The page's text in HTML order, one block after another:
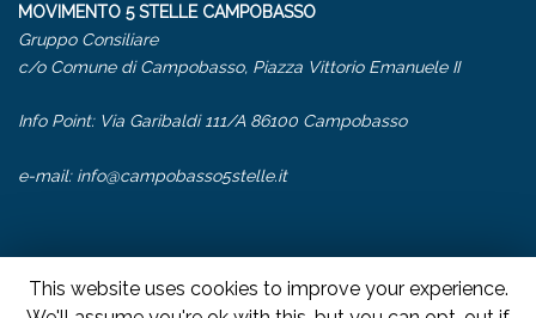
MOVIMENTO 5 STELLE CAMPOBASSO
Gruppo Consiliare
c/o Comune di Campobasso, Piazza Vittorio Emanuele II
Info Point: Via Garibaldi 111/A 86100 Campobasso
e-mail: info@campobasso5stelle.it
This website uses cookies to improve your experience.